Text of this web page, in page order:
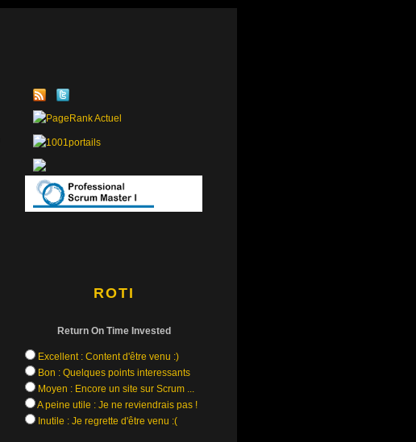
ROTI
Return On Time Invested
Excellent : Content d'être venu :)
Bon : Quelques points interessants
Moyen : Encore un site sur Scrum ...
A peine utile : Je ne reviendrais pas !
Inutile : Je regrette d'être venu :(